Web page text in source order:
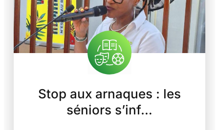
Stop aux arnaques : les
séniors s’inf…